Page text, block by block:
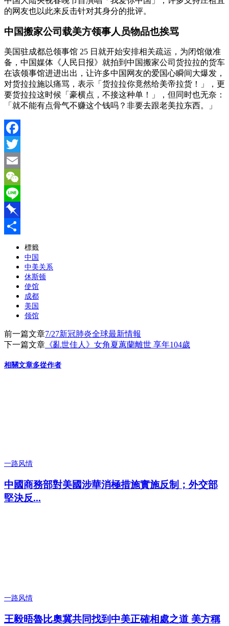
的网友也以此来反击针对其身分的批评。
中国搬家公司载美方领事人员物品也挨骂
美国驻成都总领事馆 25 日就开始安排相关疏运，为闭馆做准
备，中国媒体《人民日报》就拍到中国搬家公司货拉拉的货车
在该领事馆进进出出，让许多中国网友的爱国心瞬间大爆发，
对货拉拉施以痛骂，表示「货拉拉你竟然给美帝拉货！」，更
要货拉拉这时候「豪横点，不接这种单！」，但同时也无奈：
「就不能有点骨气不赚这个钱吗？非要去跟老美拉东西。」
Facebook
Twitter
Email
WeChat
Line
Pinboard
標籤
中国
中美关系
休斯顿
使馆
成都
美国
领馆
前一篇文章7/27新冠肺炎全球最新情報
下一篇文章 《亂世佳人》女角夏蕙蘭離世 享年104歲
相關文章多從作者
一路风情
中國商務部對美國涉華消極措施實施反制；外交部
堅決反...
一路风情
王毅晤魯比奧冀共同找到中美正確相處之道 美方稱